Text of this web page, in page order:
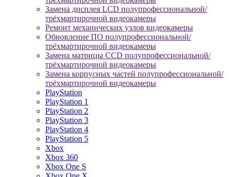
Замена дисплея LCD полупрофессиональной/
трёхмартирочной видеокамеры
Ремонт механических узлов видеокамеры
Обновление ПО полупрофессиональной/
трёхмартирочной видеокамеры
Замена матрицы CCD полупрофессиональной/
трёхмартирочной видеокамеры
Замена корпусных частей полупрофессиональной/
трёхмартирочной видеокамеры
PlayStation
PlayStation 1
PlayStation 2
PlayStation 3
PlayStation 4
PlayStation 5
Xbox
Xbox 360
Xbox One S